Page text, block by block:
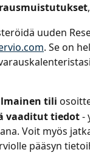
uuden
. Se on
tili
vaaditut tiedot -
Voit myös
pääsyn